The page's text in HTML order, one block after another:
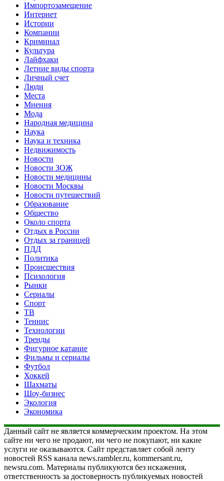
Импортозамещение
Интернет
Истории
Компании
Криминал
Культура
Лайфхаки
Летние виды спорта
Личный счет
Люди
Места
Мнения
Мода
Народная медицина
Наука
Наука и техника
Недвижимость
Новости
Новости ЗОЖ
Новости медицины
Новости Москвы
Новости путешествий
Образование
Общество
Около спорта
Отдых в России
Отдых за границей
ПДД
Политика
Происшествия
Психология
Рынки
Сериалы
Спорт
ТВ
Теннис
Технологии
Тренды
Фигурное катание
Фильмы и сериалы
Футбол
Хоккей
Шахматы
Шоу-бизнес
Экология
Экономика
Данный сайт не является коммерческим проектом. На этом
сайте ни чего не продают, ни чего не покупают, ни какие
услуги не оказываются. Сайт представляет собой ленту
новостей RSS канала news.rambler.ru, kommersant.ru,
newsru.com. Материалы публикуются без искажения,
ответственность за достоверность публикуемых новостей